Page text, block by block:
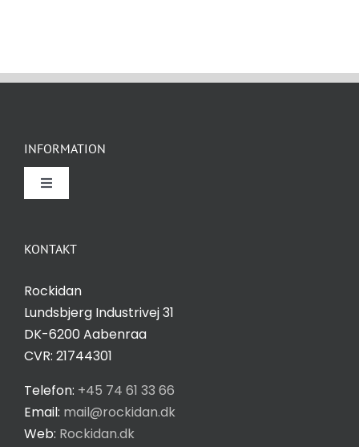
KONTAKT
Rockidan
Lundsbjerg Industrivej 31
DK-6200 Aabenraa
CVR: 21744301
Telefon: +45 74 61 33 66
Email: mail@rockidan.dk
Web: Rockidan.dk
INFORMATION
Toggle
Salgs- og leveringsbetingelser
Privatlivspolitik
Cookie Indstilling